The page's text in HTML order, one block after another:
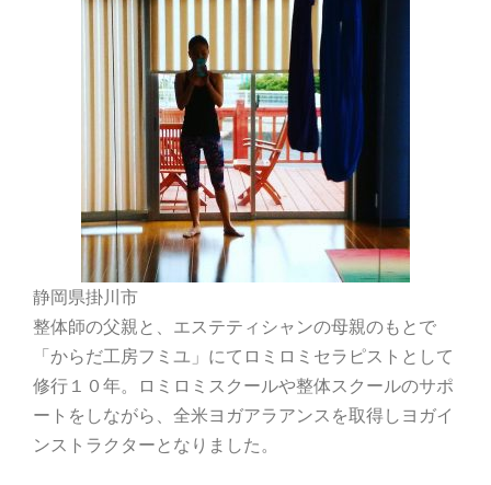
静岡県掛川市
整体師の父親と、エステティシャンの母親のもとで
「からだ工房フミユ」にてロミロミセラピストとして
修行１０年。ロミロミスクールや整体スクールのサポ
ートをしながら、全米ヨガアラアンスを取得しヨガイ
ンストラクターとなりました。